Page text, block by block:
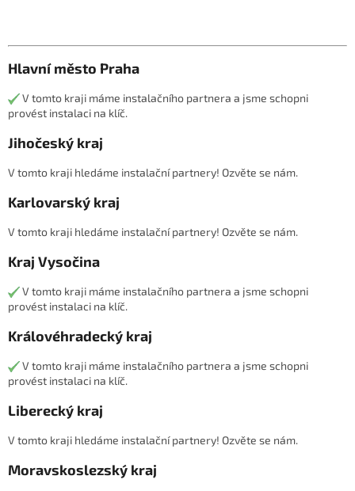
Hlavní město Praha
V tomto kraji máme instalačního partnera a jsme schopni
provést instalaci na klíč.
Jihočeský kraj
V tomto kraji hledáme instalační partnery! Ozvěte se nám.
Karlovarský kraj
V tomto kraji hledáme instalační partnery! Ozvěte se nám.
Kraj Vysočina
V tomto kraji máme instalačního partnera a jsme schopni
provést instalaci na klíč.
Královéhradecký kraj
V tomto kraji máme instalačního partnera a jsme schopni
provést instalaci na klíč.
Liberecký kraj
V tomto kraji hledáme instalační partnery! Ozvěte se nám.
Moravskoslezský kraj